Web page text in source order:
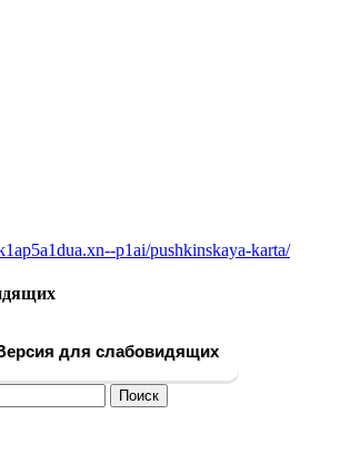
p1ai/pushkinskaya-karta/
для слабовидящих